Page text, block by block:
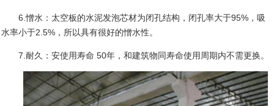
6.憎水：太空板的水泥发泡芯材为闭孔结构，闭孔率大于95% ，吸
水率小于2.5% ，所以具有很好的憎水性。
7.耐久：安使用寿命 50年，和建筑物同寿命使用周期内不需更换。